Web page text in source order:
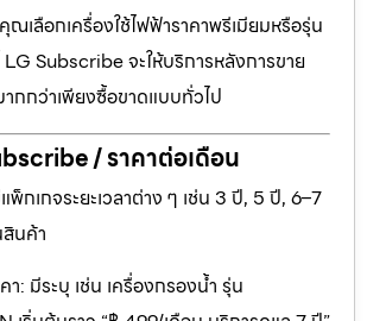
ณเลือกเครื่องใช้ไฟฟ้าราคาพรีเมียมหรือรุ่น
Subscribe จะให้บริการหลังการขาย
กกว่าเพียงซื้อขาดแบบทั่วไป
/ ราคาต่อเดือน
พ็กเกจระยะเวลาต่าง ๆ เช่น 3 ปี, 5 ปี, 6–7
นค้า
า: มีระบุ เช่น เครื่องกรองน้ำ รุ่น